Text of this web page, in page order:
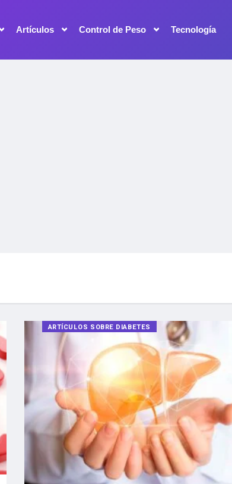
Artículos Control de Peso Tecnología
ARTÍCULOS SOBRE DIABETES